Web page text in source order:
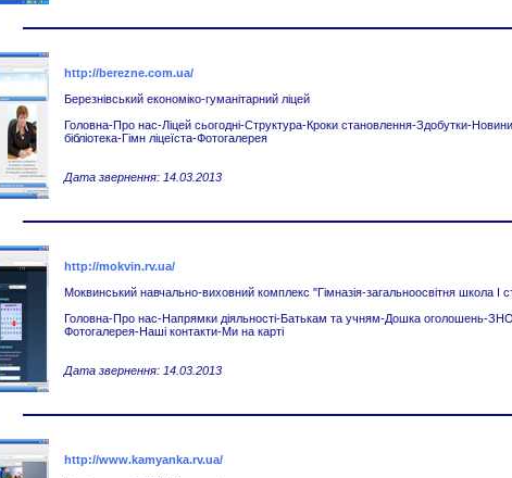
http://berezne.com.ua/
Березнівський економіко-гуманітарний ліцей
Головна-Про нас-Ліцей сьогодні-Структура-Кроки становлення-Здобутки-
бібліотека-Гімн ліцеїста-Фотогалерея
Дата звернення: 14.03.2013
http://mokvin.rv.ua/
Моквинський навчально-виховний комплекс "Гімназія-загальноосвітня школа І
Головна-Про нас-Напрямки діяльності-Батькам та учням-Дошка оголошень-
Фотогалерея-Наші контакти-Ми на карті
Дата звернення: 14.03.2013
http://www.kamyanka.rv.ua/